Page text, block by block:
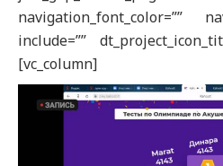
navigation_font_color=””
include=””
[vc_column]